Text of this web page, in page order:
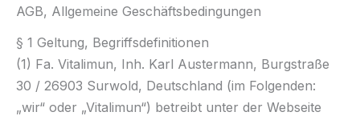
AGB, Allgemeine Geschäftsbedingungen
§ 1 Geltung, Begriffsdefinitionen
(1) Fa. Vitalimun, Inh. Karl Austermann, Burgstraße
30 / 26903 Surwold, Deutschland (im Folgenden:
„wir“ oder „Vitalimun“) betreibt unter der Webseite